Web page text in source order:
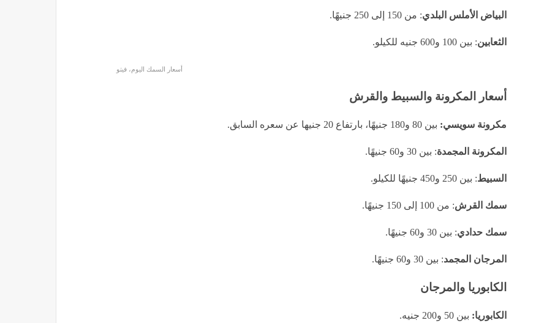
البياض الأملس البلدي: من 150 إلى 250 جنيهًا.
الثعابين: بين 100 و600 جنيه للكيلو.
أسعار السمك اليوم، فيتو
أسعار المكرونة والسبيط والقرش
مكرونة سويسي: بين 80 و180 جنيهًا، بارتفاع 20 جنيها عن سعره السابق.
المكرونة المجمدة: بين 30 و60 جنيهًا.
السبيط: بين 250 و450 جنيهًا للكيلو.
سمك القرش: من 100 إلى 150 جنيهًا.
سمك حدادي: بين 30 و60 جنيهًا.
المرجان المجمد: بين 30 و60 جنيهًا.
الكابوريا والمرجان
الكابوريا: بين 50 و200 جنيه.